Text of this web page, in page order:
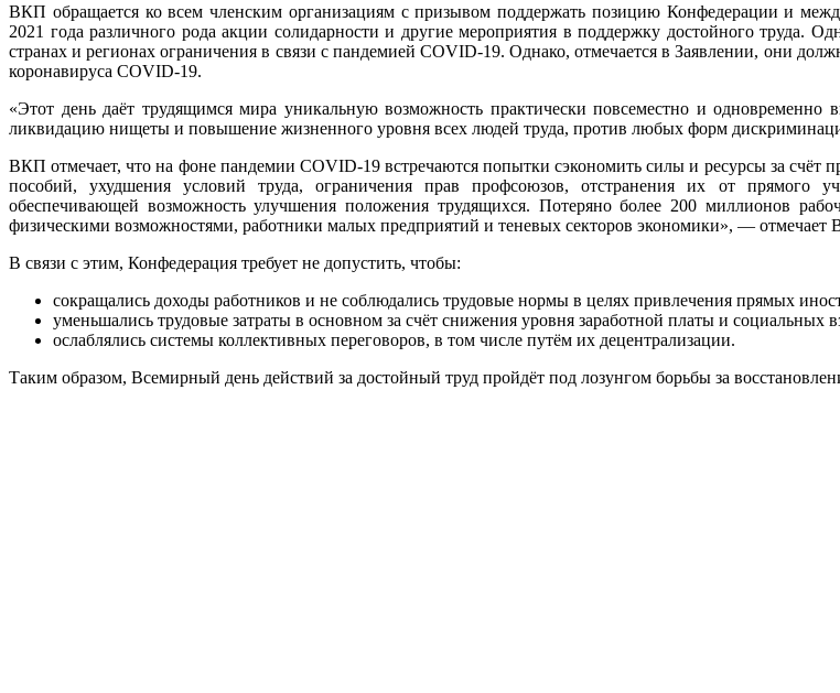
ВКП обращается ко всем членским организациям с призывом поддержать позицию Конфедерации и
2021 года различного рода акции солидарности и другие мероприятия в поддержку достойного труда.
странах и регионах ограничения в связи с пандемией COVID-19. Однако, отмечается в Заявлении, они
коронавируса COVID-19.
«Этот день даёт трудящимся мира уникальную возможность практически повсеместно и
ликвидацию нищеты и повышение жизненного уровня всех людей труда, против любых форм
ВКП отмечает, что на фоне пандемии COVID-19 встречаются попытки сэкономить силы и ресурсы за счёт
пособий, ухудшения условий труда, ограничения прав профсоюзов, отстранения их от прямого
обеспечивающей возможность улучшения положения трудящихся. Потеряно более 200 миллионов
физическими возможностями, работники малых предприятий и теневых секторов экономики», — отмечает
В связи с этим, Конфедерация требует не допустить, чтобы:
сокращались доходы работников и не соблюдались трудовые нормы в целях привлечения прямых
уменьшались трудовые затраты в основном за счёт снижения уровня заработной платы и социальных
ослаблялись системы коллективных переговоров, в том числе путём их децентрализации.
Таким образом, Всемирный день действий за достойный труд пройдёт под лозунгом борьбы за